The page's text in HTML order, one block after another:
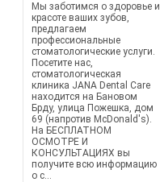
Мы заботимся о здоровье и
красоте ваших зубов,
предлагаем
профессиональные
стоматологические услуги.
Посетите нас,
стоматологическая
клиника JANA Dental Care
находится на Бановом
Брду, улица Пожешка, дом
69 (напротив McDonald's).
На БЕСПЛАТНОМ
ОСМОТРЕ И
КОНСУЛЬТАЦИЯХ вы
получите всю информацию
о с...